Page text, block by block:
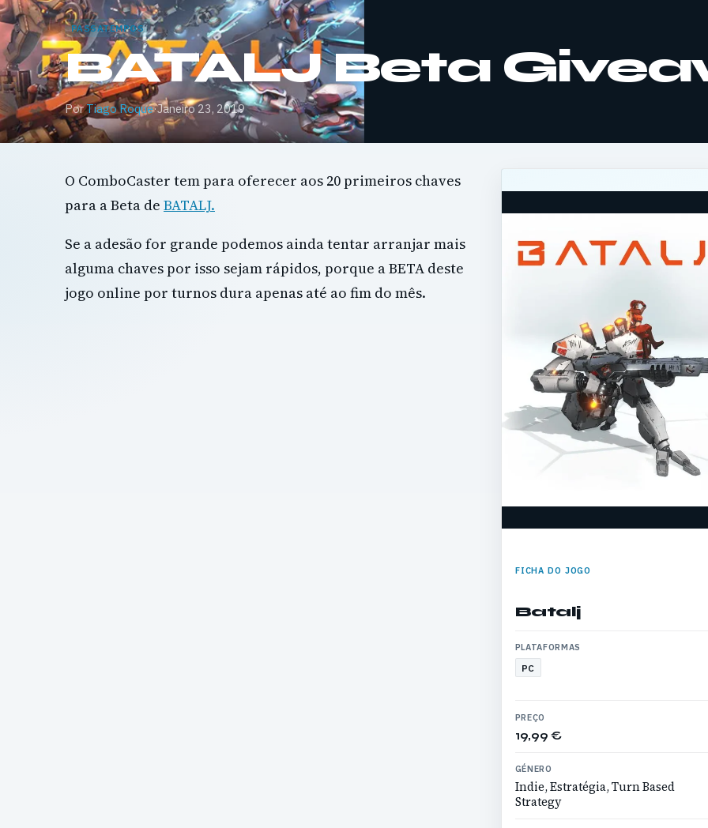
PASSATEMPOS
BATALJ Beta
PorTiago Roque·Janeiro 23, 2019
FICHA DO JOGO
Batalj
PLATAFORMAS
PC
PREÇO
19,99 €
GÉNERO
Indie, Estratégia, Turn Based
Strategy
O ComboCaster tem para oferecer aos 20 primeiros chaves
para a Beta de BATALJ.
Se a adesão for grande podemos ainda tentar arranjar mais
alguma chaves por isso sejam rápidos, porque a BETA deste
jogo online por turnos dura apenas até ao fim do mês.